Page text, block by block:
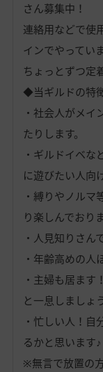
さん募集中！
連絡用などで使
インでやっていま
ちょっとずつ定
◆当ギルドの特
・社会人がメイ
たりします。
・ギルドイベ
に遊びたい人向け
・縛りやノル
り楽しんでおりま
・人見知りさん
・年齢高めの人
・主婦も居ます
と一息しまし
・忙しい人！
るかと思います♪
※無言で放置の